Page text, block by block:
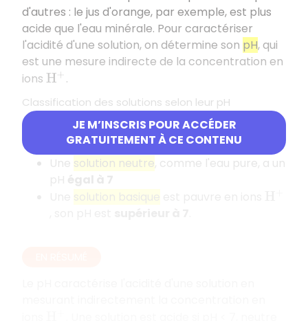
JE M’INSCRIS POUR ACCÉDER
GRATUITEMENT À CE CONTENU
d'autres : le jus d'orange, par exemple, est plus
acide que l'eau minérale. Pour caractériser
l'acidité d'une solution, on détermine son pH, qui
est une mesure indirecte de la concentration en
ions H+ .
Classification des solutions selon leur pH
Unesolution acide est riche en ions
pH estinférieur à 7
Une solution neutre, comme l'eau pure, a un